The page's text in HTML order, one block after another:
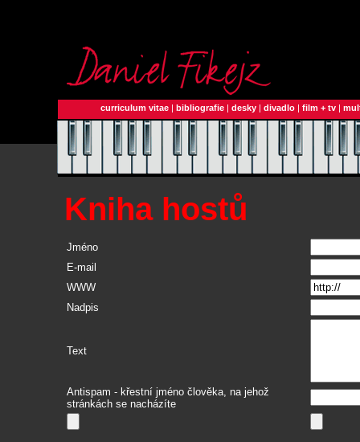
curriculum vitae | bibliografie | desky | divadlo | film + tv |
Kniha hostů
Jméno
E-mail
WWW
Nadpis
Text
Antispam - křestní jméno člověka, na jehož
stránkách se nacházíte